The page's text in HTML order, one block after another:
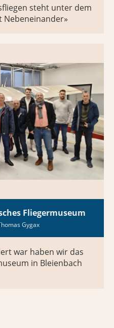
steht unter dem
Fliegermuseum
Gygax
war haben wir das
in Bleienbach